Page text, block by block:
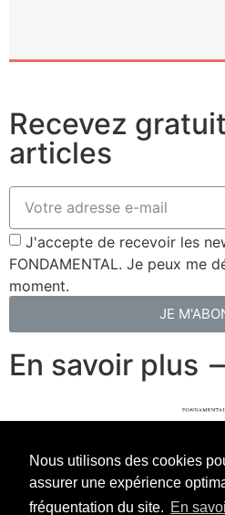
Nous utilisons des cookies
assurer une expérience
fréquentation du site. En
Recevez
articles
J'accepte de recevoir les
FONDAMENTAL. Je peux me
moment.
JE
En savoir plus
Fondé en
Forge & Delescluze SAS.
Membre du SPIIL. Signataire